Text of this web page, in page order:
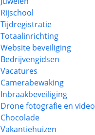
Rijschool
Tijdregistratie
Totaalinrichting
Website beveiliging
Bedrijvengidsen
Vacatures
Camerabewaking
Inbraakbeveiliging
Drone fotografie en video
Chocolade
Vakantiehuizen